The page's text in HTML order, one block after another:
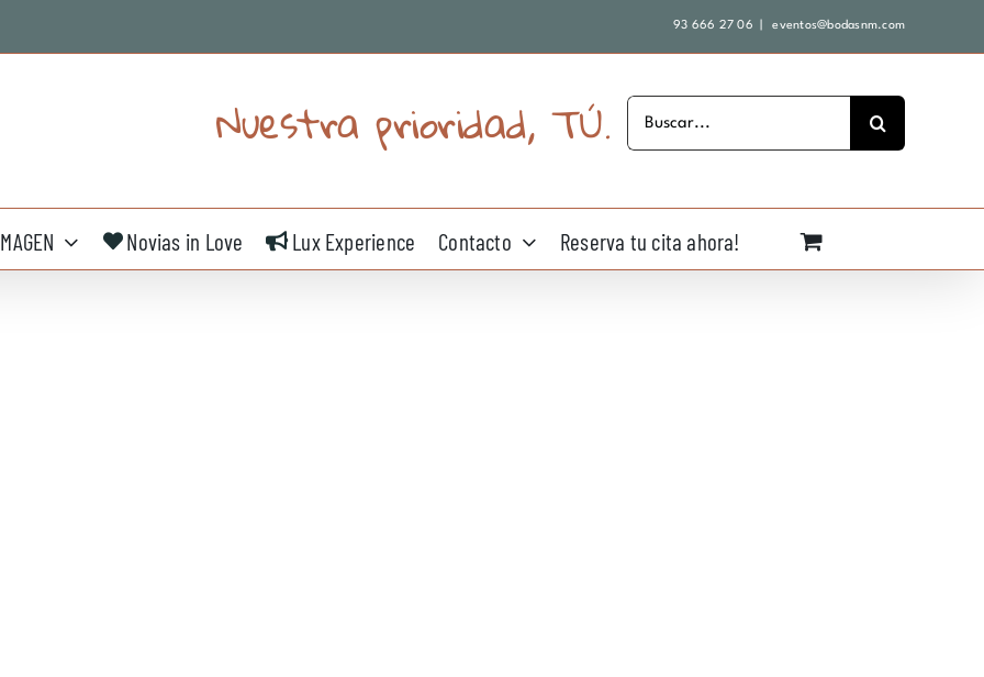
93 666 27 06 eventos@bodasnm.com
Nuestra prioridad, TÚ.
Novias in Love Lux Experience Contacto Reserva tu cita ahora!